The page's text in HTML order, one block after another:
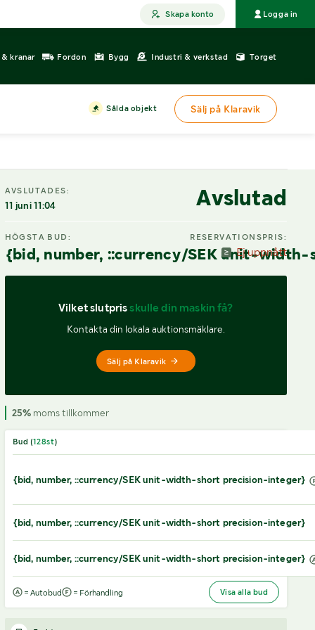
Skapa konto Logga in
kranar Fordon Bygg Industri & verkstad Torget
Sålda objekt Sälj på Klaravik
AVSLUTADES:
11 juni 11:04 Avslutad
HÖGSTA BUD:
{bid, number, ::currency/SEK unit-
RESERVATIONSPRIS:
Ej uppnått
Vilket slutpris skulle din maskin få?
Kontakta din lokala auktionsmäklare.
Sälj på Klaravik
25%moms tillkommer
Bud (128st)
{bid, number, ::currency/SEK unit-width-short precision-integer}
{bid, number, ::currency/SEK unit-width-short precision-integer}
{bid, number, ::currency/SEK unit-width-short precision-integer}
= Autobud = Förhandling Visa alla bud